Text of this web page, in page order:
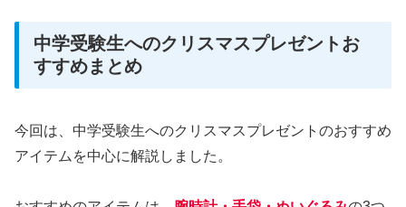
中学受験生へのクリスマスプレゼントお
すすめまとめ
今回は、中学受験生へのクリスマスプレゼントのおすすめ
アイテムを中心に解説しました。